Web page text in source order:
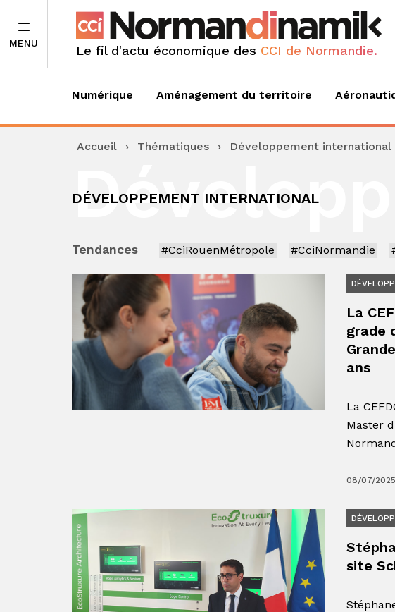
MENU Le fil d'actu économique des CCI de Normandie.
Numérique Aménagement du territoire
Accueil › Thématiques › Développement international
DÉVELOPPEMENT INTERNATIONAL
Tendances #CciRouenMétropole #CciNormandie
La
grade
ans
La
Master
08/07/2025
site